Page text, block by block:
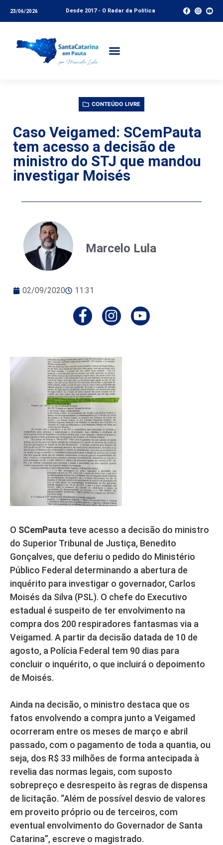
23/06/2026 Desde 2017 - O Radar da Política
CONTEÚDO LIVRE
Caso Veigamed: SCemPauta
tem acesso a decisão de
ministro do STJ que mandou
investigar Moisés
Marcelo Lula
02/09/2020 11:31
O SCemPauta teve acesso a decisão do ministro
do Superior Tribunal de Justiça, Benedito
Gonçalves, que deferiu o pedido do Ministério
Público Federal determinando a abertura de
inquérito para investigar o governador, Carlos
Moisés da Silva (PSL). O chefe do Executivo
estadual é suspeito de ter envolvimento na
compra dos 200 respiradores fantasmas via a
Veigamed. A partir da decisão datada de 10 de
agosto, a Polícia Federal tem 90 dias para
concluir o inquérito, o que incluirá o depoimento
de Moisés.
Ainda na decisão, o ministro destaca que os
fatos envolvendo a compra junto a Veigamed
ocorreram entre os meses de março e abril
passado, com o pagamento de toda a quantia, ou
seja, dos R$ 33 milhões de forma antecipada à
revelia das normas legais, com suposto
sobrepreço e desrespeito às regras de dispensa
de licitação. “Além de possível desvio de valores
em proveito próprio ou de terceiros, com
eventual envolvimento do Governador de Santa
Catarina”, escreve o magistrado.